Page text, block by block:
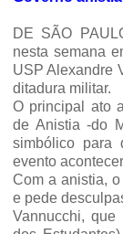
DE SÃO
nesta semana
USP Alexandre
ditadura militar.
O principal ato
de Anistia -do
simbólico para
evento
Com a anistia,
e pede
Vannucchi, que